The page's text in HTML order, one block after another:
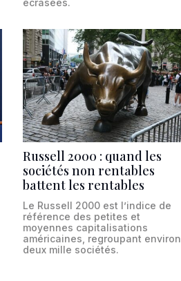
écrasées.
Russell 2000 : quand les
sociétés non rentables
battent les rentables
Le Russell 2000 est l’indice de
référence des petites et
moyennes capitalisations
américaines, regroupant environ
deux mille sociétés.